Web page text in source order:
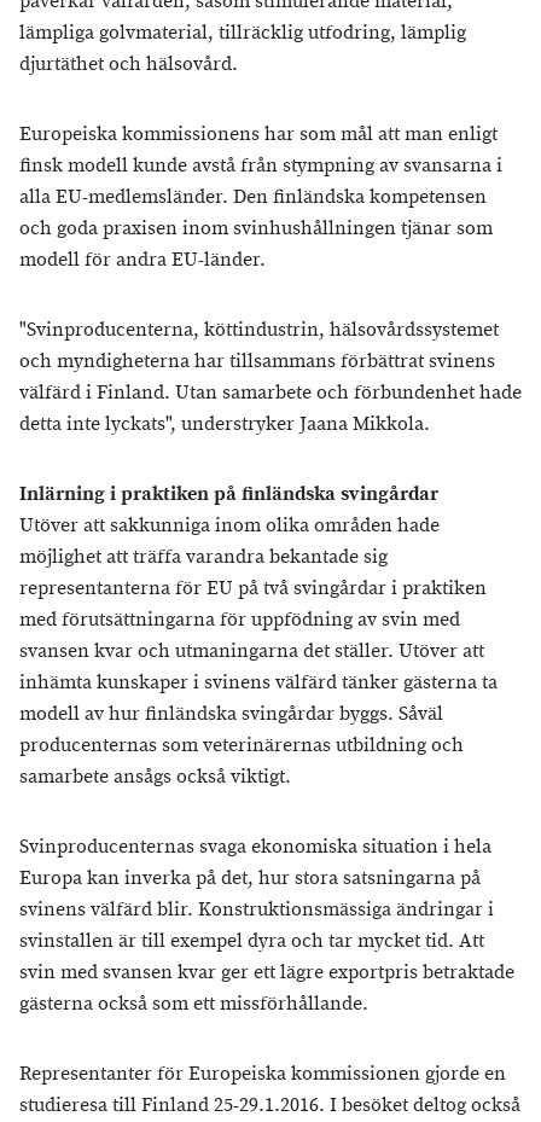
lämpliga golvmaterial, tillräcklig utfodring, lämplig
djurtäthet och hälsovård.
Europeiska kommissionens har som mål att man enligt
finsk modell kunde avstå från stympning av svansarna i
alla EU-medlemsländer. Den finländska kompetensen
och goda praxisen inom svinhushållningen tjänar som
modell för andra EU-länder.
"Svinproducenterna, köttindustrin, hälsovårdssystemet
och myndigheterna har tillsammans förbättrat svinens
välfärd i Finland. Utan samarbete och förbundenhet hade
detta inte lyckats", understryker Jaana Mikkola.
Inlärning i praktiken på finländska svingårdar
Utöver att sakkunniga inom olika områden hade
möjlighet att träffa varandra bekantade sig
representanterna för EU på två svingårdar i praktiken
med förutsättningarna för uppfödning av svin med
svansen kvar och utmaningarna det ställer. Utöver att
inhämta kunskaper i svinens välfärd tänker gästerna ta
modell av hur finländska svingårdar byggs. Såväl
producenternas som veterinärernas utbildning och
samarbete ansågs också viktigt.
Svinproducenternas svaga ekonomiska situation i hela
Europa kan inverka på det, hur stora satsningarna på
svinens välfärd blir. Konstruktionsmässiga ändringar i
svinstallen är till exempel dyra och tar mycket tid. Att
svin med svansen kvar ger ett lägre exportpris betraktade
gästerna också som ett missförhållande.
Representanter för Europeiska kommissionen gjorde en
studieresa till Finland 25-29.1.2016. I besöket deltog också